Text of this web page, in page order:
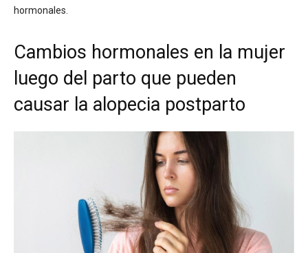
hormonales.
Cambios hormonales en la mujer
luego del parto que pueden
causar la alopecia postparto